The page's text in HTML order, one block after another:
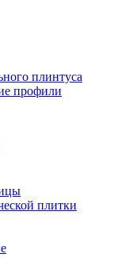
плинтуса
профили
плитки